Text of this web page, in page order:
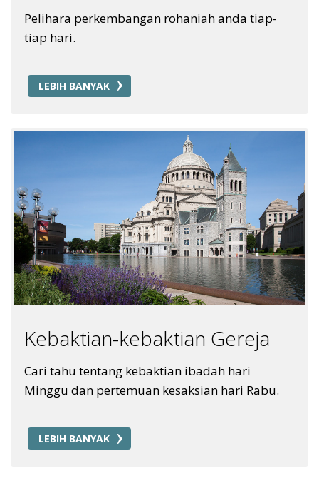
Pelihara perkembangan rohaniah anda tiap-
tiap hari.
LEBIH BANYAK
Kebaktian-kebaktian Gereja
Cari tahu tentang kebaktian ibadah hari
Minggu dan pertemuan kesaksian hari Rabu.
LEBIH BANYAK